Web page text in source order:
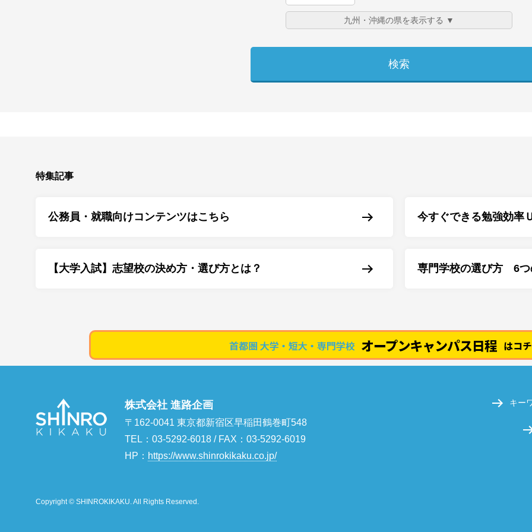
特集記事
公務員・就職向けコンテンツはこちら 今すぐできる勉強効率
【大学入試】志望校の決め方・選び方とは？ 専門学校の選び方 6つ
株式会社 進路企画
〒162-0041 東京都新宿区早稲田鶴巻町548
TEL：03-5292-6018 / FAX：03-5292-6019
HP： https://www.shinrokikaku.co.jp/
キー
Copyright © SHINROKIKAKU. All Rights Reserved.